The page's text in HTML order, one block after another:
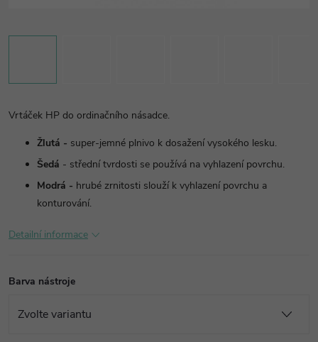
Vrtáček HP do ordinačního násadce.
Žlutá - super-jemné plnivo k dosažení vysokého lesku.
Šedá - střední tvrdosti se používá na vyhlazení povrchu.
Modrá - hrubé zrnitosti slouží k vyhlazení povrchu a
konturování.
Detailní informace
Barva nástroje